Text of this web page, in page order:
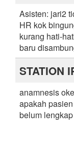
Asisten: jari2
HR kok
kurang hati-
baru
STATION
anamnesis
apakah
belum